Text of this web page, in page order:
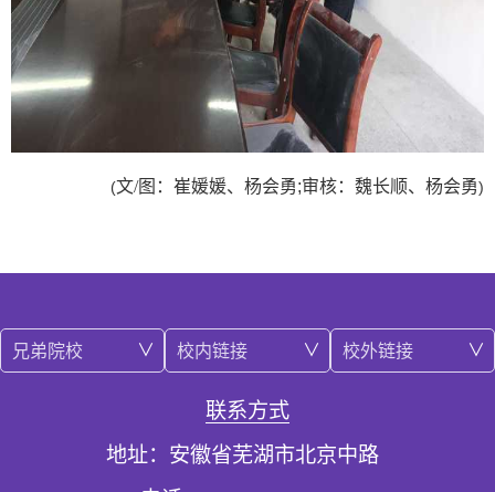
(文/图：崔媛媛、杨会勇;审核：魏长顺、杨会勇)
兄弟院校 校内链接 校外链接
联系方式
地址：安徽省芜湖市北京中路